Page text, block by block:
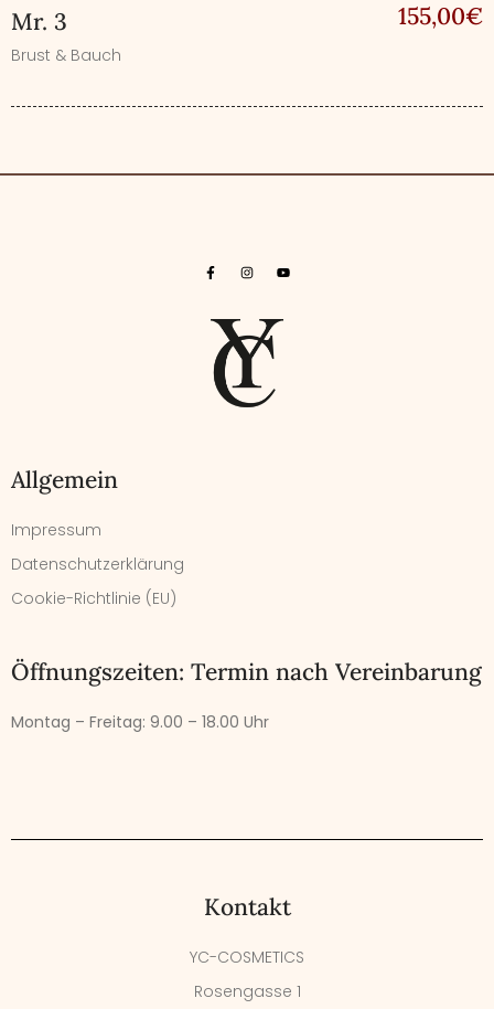
Mr. 3 155,00€
Brust & Bauch
Allgemein
Impressum
Datenschutzerklärung
Cookie-Richtlinie (EU)
Öffnungszeiten: Termin nach Vereinbarung
Montag – Freitag: 9.00 – 18.00 Uhr
Kontakt
YC-COSMETICS
Rosengasse 1